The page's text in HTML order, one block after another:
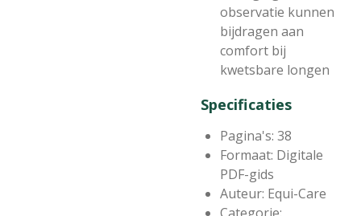
observatie kunnen
bijdragen aan
comfort bij
kwetsbare longen
Specificaties
Pagina's: 38
Formaat: Digitale
PDF-gids
Auteur: Equi-Care